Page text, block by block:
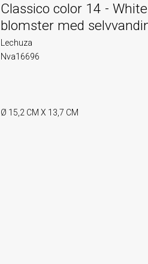
Classico color 14 -
blomster med
Lechuza
Nva16696
Ø 15,2 CM X 13,7 CM